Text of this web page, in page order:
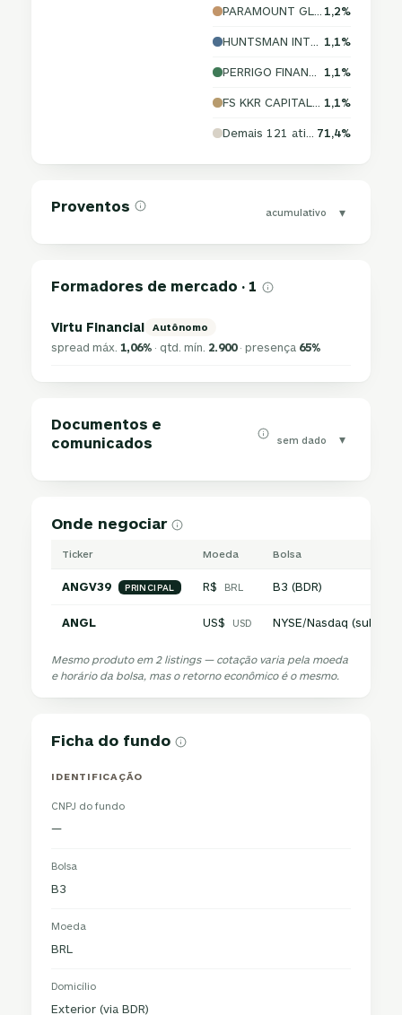
1,2%
1,1%
1,1%
1,1%
71,4%
Proventos acumulativo ▾
Formadores de mercado · 1
Virtu Financial Autônomo
spread máx.1,06% · qtd. mín. 2.900· presença 65%
Documentos e
comunicados
sem dado ▾
Onde negociar
Ticker Moeda Bolsa
ANGV39 PRINCIPAL R$ BRL B3 (BDR)
ANGL US$ USD NYSE/Nasdaq
Mesmo produto em 2 listings — cotação varia pela moeda
e horário da bolsa, mas o retorno econômico é o mesmo.
Ficha do fundo
IDENTIFICAÇÃO
CNPJ do fundo
—
Bolsa
B3
Moeda
BRL
Domicílio
Exterior (via BDR)